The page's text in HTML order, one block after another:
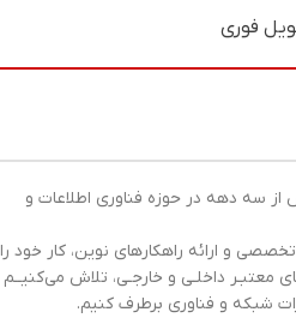
فوری
از سه دهه در حوزه فناوری اطلاعات و
و ارائه راهکارهای نوین، کار خود را
معتبـر داخلـی و خارجـی، تلاش می‌کنیــم
شبکه و فناوری برطرف کنیم.